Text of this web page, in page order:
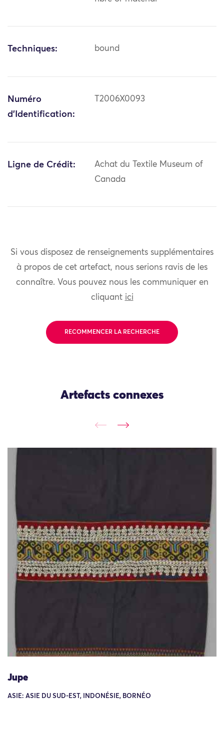
Techniques: bound
Numéro
d'Identification:
T2006X0093
Ligne de Crédit:
Achat du Textile Museum of
Canada
Si vous disposez de renseignements supplémentaires
à propos de cet artefact, nous serions ravis de les
connaître. Vous pouvez nous les communiquer en
cliquant ici
RECOMMENCER LA RECHERCHE
Artefacts connexes
Jupe
ASIE: ASIE DU SUD-EST, INDONÉSIE, BORNÉO